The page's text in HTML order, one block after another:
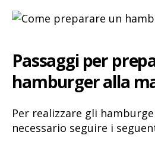
Passaggi per
hamburger alla
Per realizzare gli
necessario seguire i